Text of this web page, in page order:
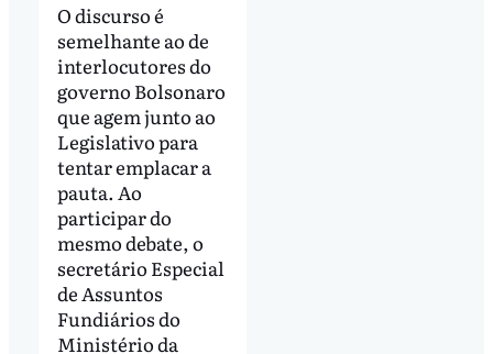
O discurso é
semelhante ao de
interlocutores do
governo Bolsonaro
que agem junto ao
Legislativo para
tentar emplacar a
pauta. Ao
participar do
mesmo debate, o
secretário Especial
de Assuntos
Fundiários do
Ministério da